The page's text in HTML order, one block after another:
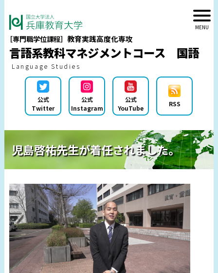
［専門職学位課程］ 教育実践高度化専攻
言語系教科マネジメントコース 国語
Language Studies
公式
Twitter
公式
Instagram
公式
YouTube
RSS
児島啓祐先生が着任されました。